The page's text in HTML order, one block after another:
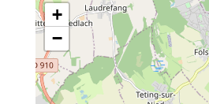
+
−